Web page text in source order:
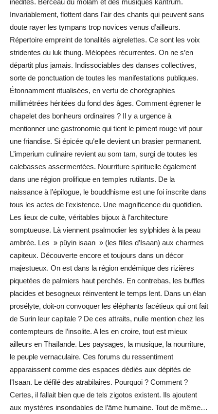
inédites. Berceau du molam et des musiques kantrum.
Invariablement, flottent dans l’air des chants qui peuvent sans
doute rayer les tympans trop novices venus d’ailleurs.
Répertoire empreint de tonalités aigrelettes. Ce sont les voix
stridentes du luk thung. Mélopées récurrentes. On ne s’en
départit plus jamais. Indissociables des danses collectives,
sorte de ponctuation de toutes les manifestations publiques.
Étonnamment ritualisées, en vertu de chorégraphies
millimétrées héritées du fond des âges. Comment égrener le
chapelet des bonheurs ordinaires ? Il y a urgence à
mentionner une gastronomie qui tient le piment rouge vif pour
une friandise. Si épicée qu’elle devient un brasier permanent.
L’imperium culinaire revient au som tam, surgi de toutes les
calebasses assermentées. Nourriture spirituelle également
dans une région prolifique en temples rutilants. De la
naissance à l’épilogue, le bouddhisme est une foi inscrite dans
tous les actes de l’existence. Une magnificence du quotidien.
Les lieux de culte, véritables bijoux à l’architecture
somptueuse. Là viennent psalmodier les sylphides à la peau
ambrée. Les » pûyin isaan » (les filles d’Isaan) aux charmes
capiteux. Découverte encore et toujours dans un décor
majestueux. On est dans la région endémique des rizières
piquetées de palmiers haut perchés. En contrebas, les buffles
placides et besogneux réinventent le temps lent. Dans un élan
prosélyte, doit-on convoquer les éléphants facétieux qui ont fait
de Surin leur capitale ? De ces attraits, nulle mention chez les
contempteurs de l’insolite. A les en croire, tout est mieux
ailleurs en Thaïlande. Les paysages, la musique, la nourriture,
le peuple vernaculaire. Ces forums du ressentiment
apparaissent comme des espaces dédiés aux dépités de
l’Isaan. Le défilé des atrabilaires. Pourquoi ? Comment ?
Certes, il fallait bien que de tels zigotos existent. Ils ajoutent
aux mystères insondables de l’âme humaine. Tout de même…